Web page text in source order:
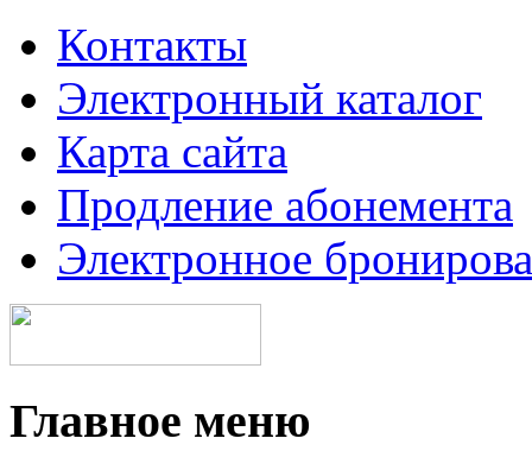
Контакты
Электронный каталог
Карта сайта
Продление абонемента
Электронное
Главное меню